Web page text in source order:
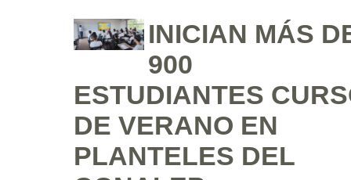
INICIAN MÁS
900
ESTUDIANTES
DE VERANO EN
PLANTELES DEL